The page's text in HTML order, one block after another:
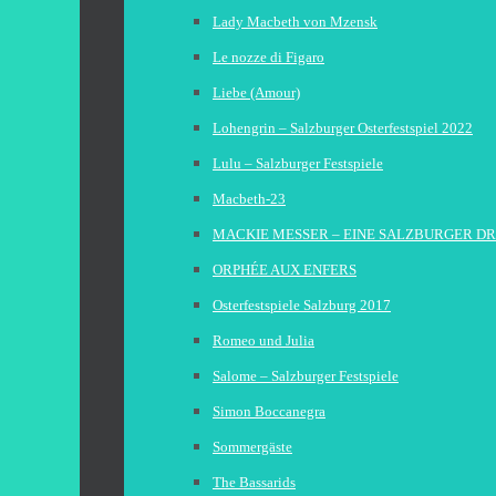
Lady Macbeth von Mzensk
Le nozze di Figaro
Liebe (Amour)
Lohengrin – Salzburger Osterfestspiel 2022
Lulu – Salzburger Festspiele
Macbeth-23
MACKIE MESSER – EINE SALZBURGER
ORPHÉE AUX ENFERS
Osterfestspiele Salzburg 2017
Romeo und Julia
Salome – Salzburger Festspiele
Simon Boccanegra
Sommergäste
The Bassarids